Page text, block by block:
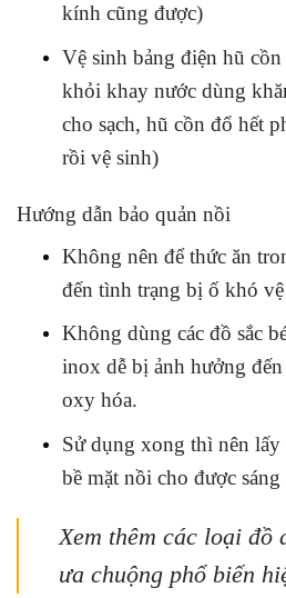
kính cũng được)
Vệ sinh bảng điện hũ
khỏi khay nước dùng
cho sạch, hũ cồn đổ hết
rồi vệ sinh)
Hướng dẫn bảo quản nồi
Không nên để thức ăn
đến tình trạng bị ố khó
Không dùng các đồ sắc
inox dễ bị ảnh hưởng
oxy hóa.
Sử dụng xong thì nên
bề mặt nồi cho được
Xem thêm các loại đồ
ưa chuộng phổ biến